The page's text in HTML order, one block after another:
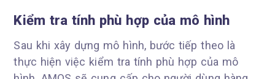
Kiểm tra tính phù hợp của mô hình
Sau khi xây dựng mô hình, bước tiếp theo là
thực hiện việc kiểm tra tính phù hợp của mô